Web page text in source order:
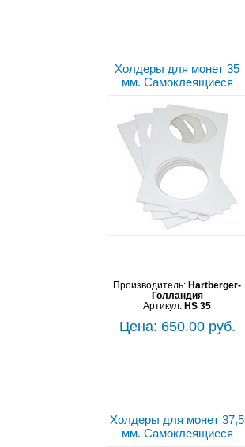
Холдеры для монет 35
мм. Самоклеящиеся
Производитель: Hartberger-
Голландия
Артикул: HS 35
Цена: 650.00 руб.
Холдеры для монет 37,5
мм. Самоклеящиеся